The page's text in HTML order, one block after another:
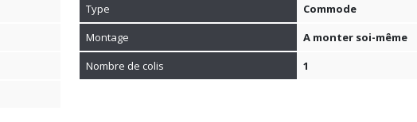
Type
Commode
Montage
A monter soi-même
Nombre de colis
1